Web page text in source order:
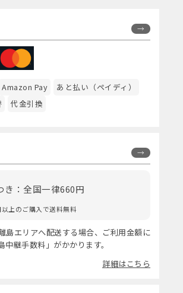
Amazon Pay
あと払い（ペイディ）
代金引換
き：全国一律660円
上のご購入で送料無料
島エリアへ配送する場合、ご利用金額に
継手数料」がかかります。
詳細はこちら